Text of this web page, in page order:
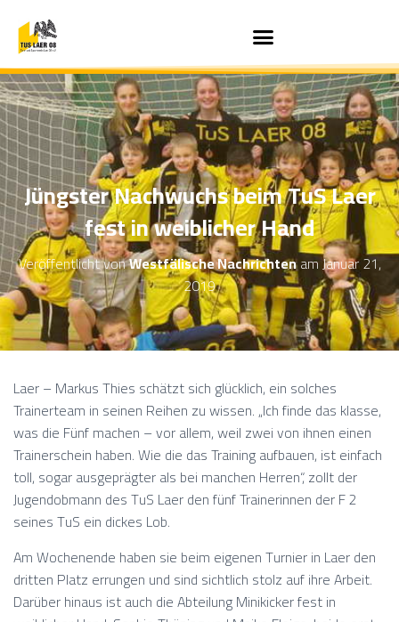
Jüngster Nachwuchs beim TuS Laer
fest in weiblicher Hand
Veröffentlicht vonWestfälische NachrichtenamJanuar 21,
2019
Laer – Markus Thies schätzt sich glücklich, ein solches
Trainerteam in seinen Reihen zu wissen. „Ich finde das klasse,
was die Fünf machen – vor allem, weil zwei von ihnen einen
Trainerschein haben. Wie die das Training aufbauen, ist einfach
toll, sogar ausgeprägter als bei manchen Herren“, zollt der
Jugendobmann des TuS Laer den fünf Trainerinnen der F 2
seines TuS ein dickes Lob.
Am Wochenende haben sie beim eigenen Turnier in Laer den
dritten Platz errungen und sind sichtlich stolz auf ihre Arbeit.
Darüber hinaus ist auch die Abteilung Minikicker fest in